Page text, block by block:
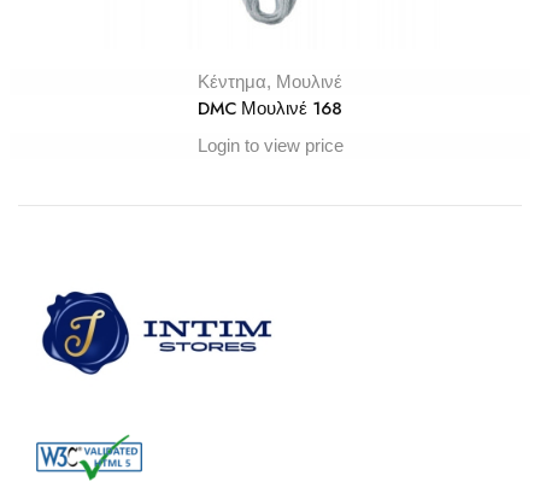
Κέντημα, Μουλινέ
DMC Μουλινέ 168
Login to view price